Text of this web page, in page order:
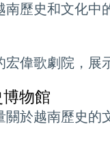
歷史和文化中
偉歌劇院，展
物館
於越南歷史的